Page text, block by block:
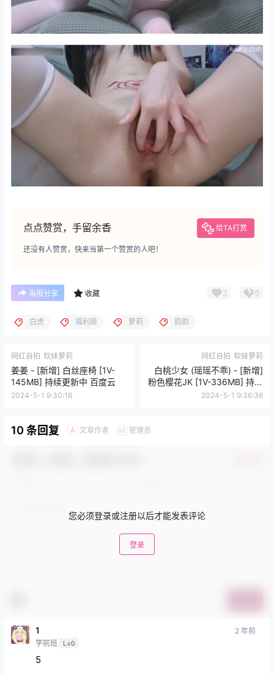
点点赞赏，手留余香 给TA打赏
还没有人赞赏，快来当第一个赞赏的人吧！
海报分享 收藏 3 0
白虎 福利姬 萝莉 韵韵
网红自拍 软妹萝莉
姜姜 - [新增] 白丝座椅 [1V-
145MB] 持续更新中 百度云
2024-5-1 9:30:16
网红自拍 软妹萝莉
白桃少女 (瑶瑶不乖) - [新增]
粉色樱花JK [1V-336MB] 持续
更新中
2024-5-1 9:36:36
10 条回复 A 文章作者 M 管理员
您必须登录或注册以后才能发表评论
登录
1
学前班 Lv0
2 年前
5